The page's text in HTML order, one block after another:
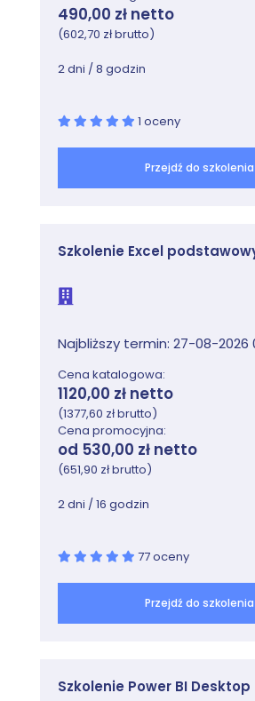
Zajęcia
Przegląd AD FS
Przegląd proxy aplikacji
Lab: Wdrażanie AD FS
Konfigurowanie wymagań
Konfigurowanie AD FS dla
Moduł 11: Wdrażanie i
RMS
Ten moduł opisuje wdrażanie
Moduł zapewnia przegląd AD RMS,
wdrażać i zarządzać infrastrukturą
konfigurować ochronę treści AD
Zajęcia
Przegląd AD RMS
RMS
Lab: Wdrażanie infrastruktury
Korzystanie z AD RMS na
490,00 zł netto
(602,70 zł brutto)
2 dni / 8 godzin
1 oceny
Przejdź do szkolenia
Szkolenie Excel
Najbliższy termin: 27-08-2026
Cena katalogowa:
1120,00 zł netto
(1377,60 zł brutto)
Cena promocyjna:
od 530,00 zł netto
(651,90 zł brutto)
2 dni / 16 godzin
77 oceny
Przejdź do szkolenia
Szkolenie Power BI Desktop